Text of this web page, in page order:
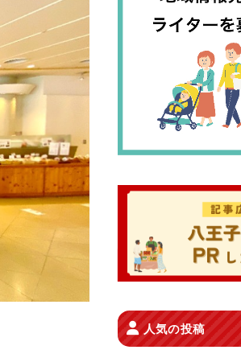
人気の投稿